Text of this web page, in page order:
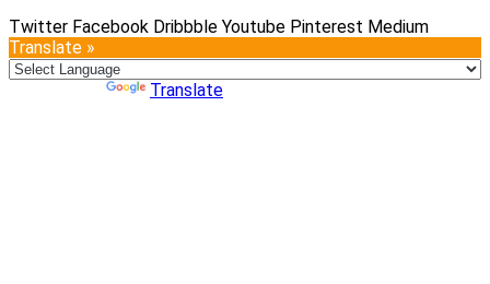
Twitter Facebook Dribbble Youtube Pinterest Medium
Translate »
Translate